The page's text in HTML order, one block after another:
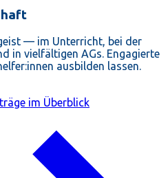
— im Unterricht, bei der
in vielfältigen AGs. Engagierte
ausbilden lassen.
im Überblick